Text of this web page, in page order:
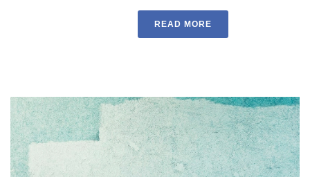
READ MORE